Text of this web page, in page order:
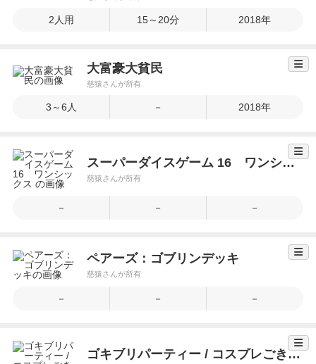
2人用 15～20分 2018年
大富豪大貧民
慈猿さんが所有
3～6人 － 2018年
スーパーダイスゲーム 16 ワンシックス
慈猿さんが所有
－ － －
ペアーズ：ゴブリンデッキ
慈猿さんが所有
－ － －
ゴキブリパーティー / コスプレごきぶり